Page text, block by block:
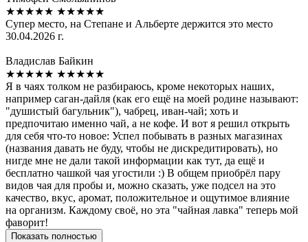
★★★★★ ★★★★★
Супер место, на Степане и Альберте держится это место
30.04.2026 г.
Владислав Байкин
★★★★★ ★★★★★
Я в чаях толком не разбираюсь, кроме некоторых наших,
например саган-дайля (как его ещё на моей родине называют:
"душистый багульник"), чабрец, иван-чай; хоть и
предпочитаю именно чай, а не кофе. И вот я решил открыть
для себя что-то новое: Успел побывать в разных магазинах
(названия давать не буду, чтобы не дискредитировать), но
нигде мне не дали такой информации как тут, да ещё и
бесплатно чашкой чая угостили :) В общем приобрёл пару
видов чая для пробы и, можно сказать, уже подсел на это
качество, вкус, аромат, положительное и ощутимое влияние
на организм. Каждому своё, но эта "чайная лавка" теперь мой
фаворит!
Показать полностью